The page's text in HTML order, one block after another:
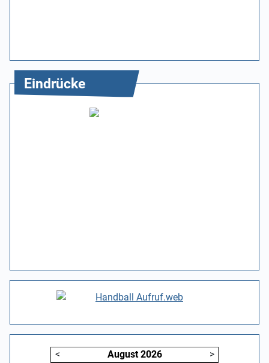
Eindrücke
< August 2026
>